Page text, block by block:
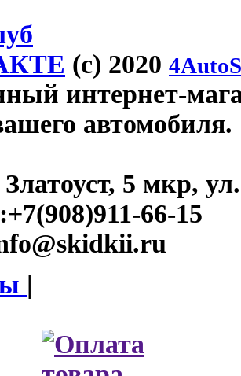
(c) 2020
интернет-
автомобиля.
Златоуст, 5 мкр,
+7(908)911-66-15
|